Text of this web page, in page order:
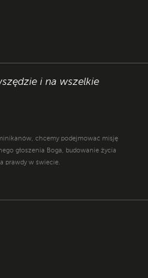
i na wszelkie
chcemy podejmować misję
głoszenia Boga, budowanie życia
prawdy w świecie.